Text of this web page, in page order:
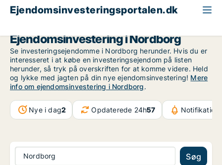
Ejendomsinvesteringsportalen.dk
Ejendomsinvestering i Nordborg
Se investeringsejendomme i Nordborg herunder. Hvis du er
interesseret i at købe en investeringsejendom på listen
herunder, så tryk på overskriften for at komme videre. Held
og lykke med jagten på din nye ejendomsinvestering! Mere
info om ejendomsinvestering i Nordborg.
Nye i dag2 Opdaterede 24h57
Nordborg Søg